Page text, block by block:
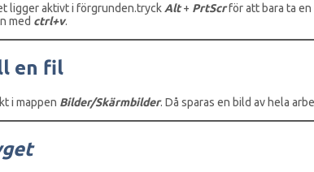
ligger aktivt i förgrunden.tryck Alt+ PrtScrför att bara ta
med ctrl+v.
en fil
i mappen Bilder/Skärmbilder. Då sparas en bild av hela